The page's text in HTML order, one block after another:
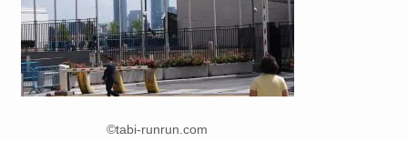
©tabi-runrun.com